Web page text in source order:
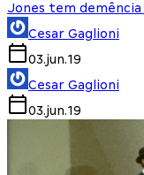
Jones tem
Cesar Gaglioni
03.jun.19
Cesar Gaglioni
03.jun.19